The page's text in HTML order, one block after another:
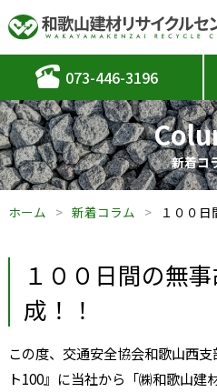
073-446-3196
新着コ
ホーム 新着コラム １００
１００日間の無
成！！
この度、交通安全協会和歌山西
ト100』に当社から「㈱和歌山建